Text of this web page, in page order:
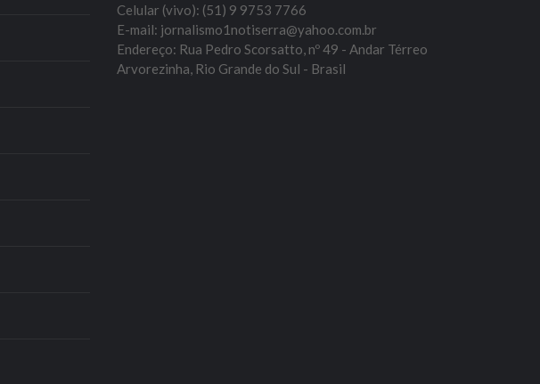
Celular (vivo): (51) 9 9753 7766
E-mail: jornalismo1notiserra@yahoo.com.br
Endereço: Rua Pedro Scorsatto, nº 49 - Andar Térreo
Arvorezinha, Rio Grande do Sul - Brasil